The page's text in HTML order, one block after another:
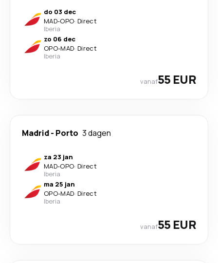
do 03 dec
MAD-OPO· Direct
Iberia
zo 06 dec
OPO-MAD· Direct
Iberia
vanaf55 EUR
Madrid- Porto 3 dagen
za 23 jan
MAD-OPO· Direct
Iberia
ma 25 jan
OPO-MAD· Direct
Iberia
vanaf55 EUR